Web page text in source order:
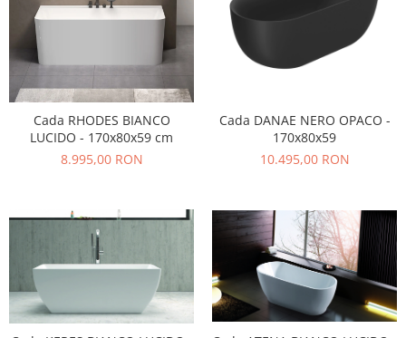
Cada RHODES BIANCO
LUCIDO - 170x80x59 cm
8.995,00 RON
Cada DANAE NERO OPACO -
170x80x59
10.495,00 RON